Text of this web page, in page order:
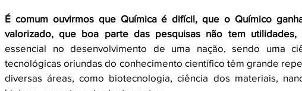
Séries e Documentários Contos Geografia e Política
Talks Cursos Biografias Exploração Espacial
É comum ouvirmos que Química é difícil, que o Químico
valorizado, que boa parte das pesquisas não tem
essencial no desenvolvimento de uma nação, sendo uma
tecnológicas oriundas do conhecimento científico têm grande
diversas áreas, como biotecnologia, ciência dos materiais,